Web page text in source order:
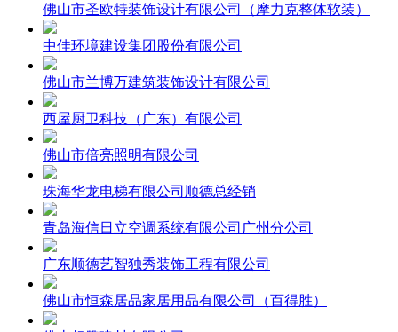
佛山市圣欧特装饰设计有限公司（摩力克整体软装）
中佳环境建设集团股份有限公司
佛山市兰博万建筑装饰设计有限公司
西屋厨卫科技（广东）有限公司
佛山市倍亮照明有限公司
珠海华龙电梯有限公司顺德总经销
青岛海信日立空调系统有限公司广州分公司
广东顺德艺智独秀装饰工程有限公司
佛山市恒森居品家居用品有限公司（百得胜）